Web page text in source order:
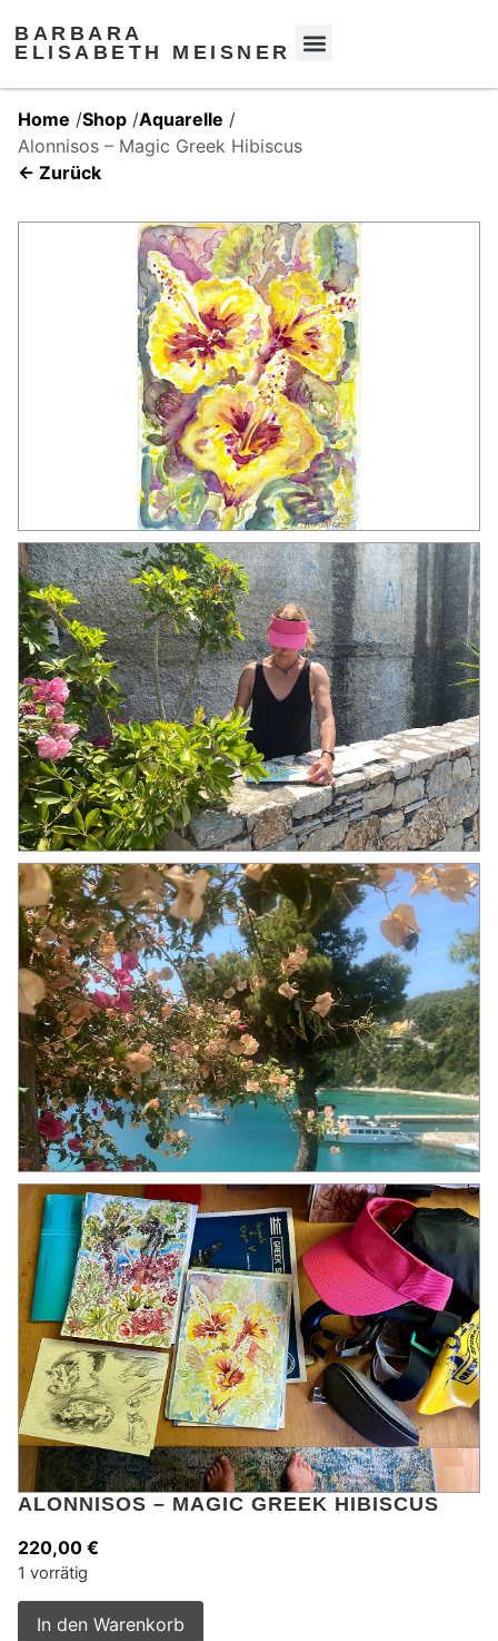
BARBARA
ELISABETH MEISNER
Home /Shop /Aquarelle /
Alonnisos – Magic Greek Hibiscus
← Zurück
ALONNISOS – MAGIC GREEK HIBISCUS
220,00 €
1 vorrätig
In den Warenkorb